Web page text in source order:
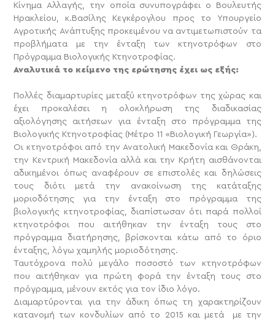
Κίνημα Αλλαγής, την οποία συνυπογράφει ο Βουλευτής
Ηρακλείου, κ.Βασίλης Κεγκέρογλου προς το Υπουργείο
Αγροτικής Ανάπτυξης προκειμένου να αντιμετωπιστούν τα
προβλήματα με την ένταξη των κτηνοτρόφων στο
Πρόγραμμα Βιολογικής Κτηνοτροφίας.
Αναλυτικά το κείμενο της ερώτησης έχει ως εξής:
Πολλές διαμαρτυρίες μεταξύ κτηνοτρόφων της χώρας και
έχει προκαλέσει η ολοκλήρωση της διαδικασίας
αξιολόγησης αιτήσεων για ένταξη στο πρόγραμμα της
Βιολογικής Κτηνοτροφίας (Μέτρο 11 «Βιολογική Γεωργία»).
Οι κτηνοτρόφοι από την Ανατολική Μακεδονία και Θράκη,
την Κεντρική Μακεδονία αλλά και την Κρήτη αισθάνονται
αδικημένοι όπως αναφέρουν σε επιστολές και δηλώσεις
τους διότι μετά την ανακοίνωση της κατάταξης
μοριοδότησης για την ένταξη στο πρόγραμμα της
βιολογικής κτηνοτροφίας, διαπίστωσαν ότι παρά πολλοί
κτηνοτρόφοι που αιτήθηκαν την ένταξη τους στο
πρόγραμμα διατήρησης, βρίσκονται κάτω από το όριο
ένταξης, λόγω χαμηλής μοριοδότησης.
Ταυτόχρονα πολύ μεγάλο ποσοστό των κτηνοτρόφων
που αιτήθηκαν για πρώτη φορά την ένταξη τους στο
πρόγραμμα, μένουν εκτός για τον ίδιο λόγο.
Διαμαρτύρονται για την άδικη όπως τη χαρακτηρίζουν
κατανομή των κονδυλίων από το 2015 και μετά με την